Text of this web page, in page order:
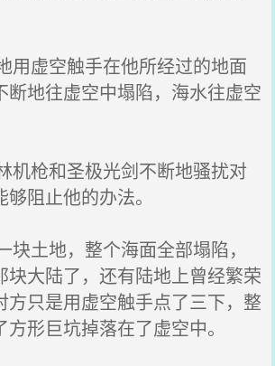
虚空触手在他所经过的地面
断地往虚空中塌陷，海水往虚空
枪和圣极光剑不断地骚扰对
阻止他的办法。
土地，整个海面全部塌陷，
块大陆了，还有陆地上曾经繁荣
方只是用虚空触手点了三下，整
形巨坑掉落在了虚空中。